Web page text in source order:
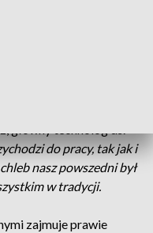
do pracy, tak jak i
nasz powszedni był
w tradycji.
zajmuje prawie